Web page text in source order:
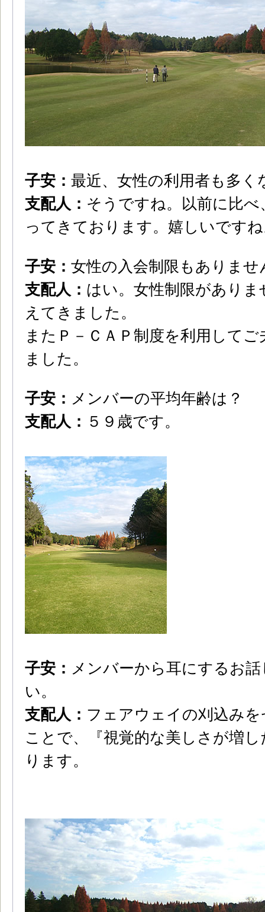
子安： 最近、女性の利用者も多く
支配人： そうですね。以前に比
ってきております。嬉しいです
子安： 女性の入会制限もありませ
支配人： はい。女性制限があり
えてきました。
またＰ－ＣＡＰ制度を利用して
ました。
子安： メンバーの平均年齢は？
支配人： ５９歳です。
子安： メンバーから耳にするお
い。
支配人： フェアウェイの刈込み
ことで、『視覚的な美しさが増
ります。